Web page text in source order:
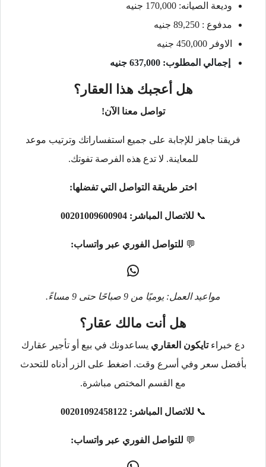
وديعة الصيانه: 170,000 جنيه
مدفوع : 89,250 جنيه
الاوفر 450,000 جنيه
إجمالي المطلوب: 637,000 جنيه
هل أعجبك هذا العقار؟
تواصل معنا الآن!
فريقنا جاهز للإجابة على جميع استفساراتك وترتيب موعد
للمعاينة. لا تدع هذه الفرصة تفوتك.
اختر طريقة التواصل التي تفضلها:
📞 للاتصال المباشر: 00201009600904
💬 للتواصل الفوري عبر واتساب:
مواعيد العمل: يوميًا من 9 صباحًا حتى 9 مساءً.
هل أنت مالك عقار؟
دع خبراءتايكون العقاري يساعدونك في بيع أو تأجير عقارك
بأفضل سعر وفي أسرع وقت. اضغط على الزر أدناه للتحدث
مع القسم المختص مباشرة.
📞 للاتصال المباشر: 00201092458122
💬 للتواصل الفوري عبر واتساب: